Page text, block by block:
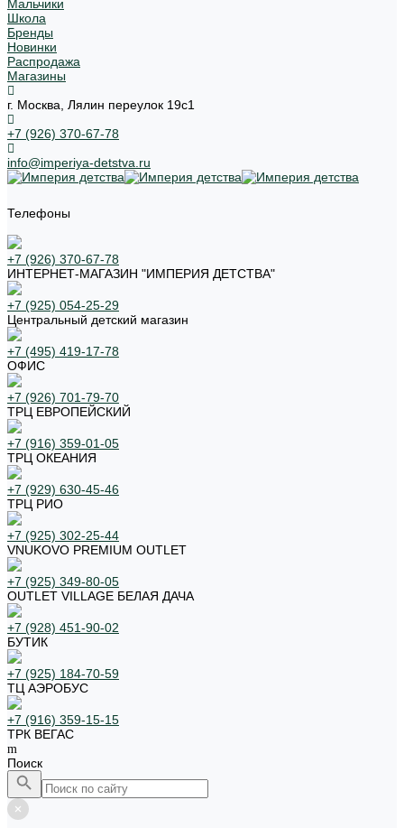
Мальчики
Школа
Бренды
Новинки
Распродажа
Магазины
г. Москва, Лялин переулок 19с1
+7 (926) 370-67-78
info@imperiya-detstva.ru
Телефоны
+7 (926) 370-67-78
ИНТЕРНЕТ-МАГАЗИН "ИМПЕРИЯ ДЕТСТВА"
+7 (925) 054-25-29
Центральный детский магазин
+7 (495) 419-17-78
ОФИС
+7 (926) 701-79-70
ТРЦ ЕВРОПЕЙСКИЙ
+7 (916) 359-01-05
ТРЦ ОКЕАНИЯ
+7 (929) 630-45-46
ТРЦ РИО
+7 (925) 302-25-44
VNUKOVO PREMIUM OUTLET
+7 (925) 349-80-05
OUTLET VILLAGE БЕЛАЯ ДАЧА
+7 (928) 451-90-02
БУТИК
+7 (925) 184-70-59
ТЦ АЭРОБУС
+7 (916) 359-15-15
ТРК ВЕГАС
Поиск